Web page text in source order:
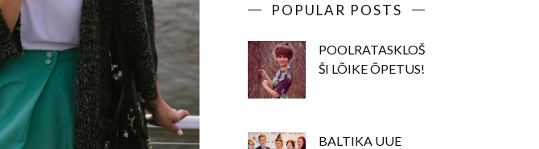
POPULAR POSTS
POOLRATASKLOŠ
ŠI LÕIKE ÕPETUS!
BALTIKA UUE